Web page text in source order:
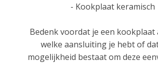
- Kookplaat keramisch
Bedenk voordat je een kookplaat
welke aansluiting je hebt of
mogelijkheid bestaat om deze